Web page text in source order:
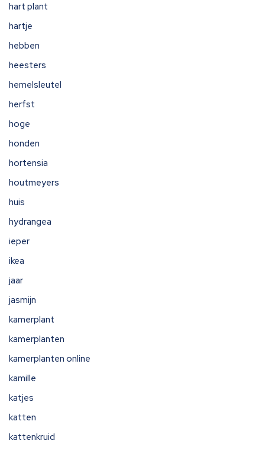
hart plant
hartje
hebben
heesters
hemelsleutel
herfst
hoge
honden
hortensia
houtmeyers
huis
hydrangea
ieper
ikea
jaar
jasmijn
kamerplant
kamerplanten
kamerplanten online
kamille
katjes
katten
kattenkruid